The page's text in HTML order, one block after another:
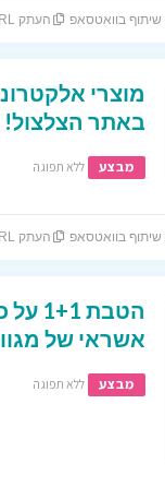
שיתוף בוואטסאפ העתק URL
מוצרי
באתר הצלצול!
מבצע ללא תפוגה
שיתוף בוואטסאפ העתק URL
אשראי של
מבצע ללא תפוגה